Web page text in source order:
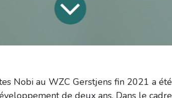
Nobi au WZC Gerstjens fin 2021 a été
de deux ans. Dans le cadre